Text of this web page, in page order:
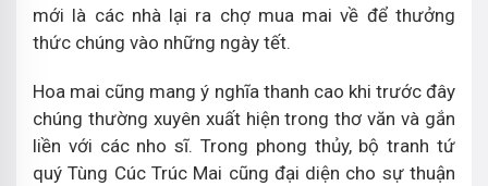
mới là các nhà lại ra chợ mua mai về để thưởng
thức chúng vào những ngày tết.
Hoa mai cũng mang ý nghĩa thanh cao khi trước đây
chúng thường xuyên xuất hiện trong thơ văn và gắn
liền với các nho sĩ. Trong phong thủy, bộ tranh tứ
quý Tùng Cúc Trúc Mai cũng đại diện cho sự thuận